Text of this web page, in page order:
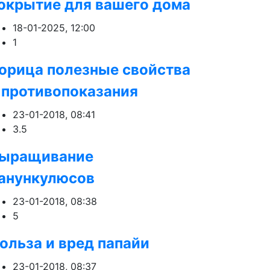
для вашего дома
18-01-2025, 12:00
1
полезные свойства
23-01-2018, 08:41
3.5
23-01-2018, 08:38
5
и вред папайи
23-01-2018, 08:37